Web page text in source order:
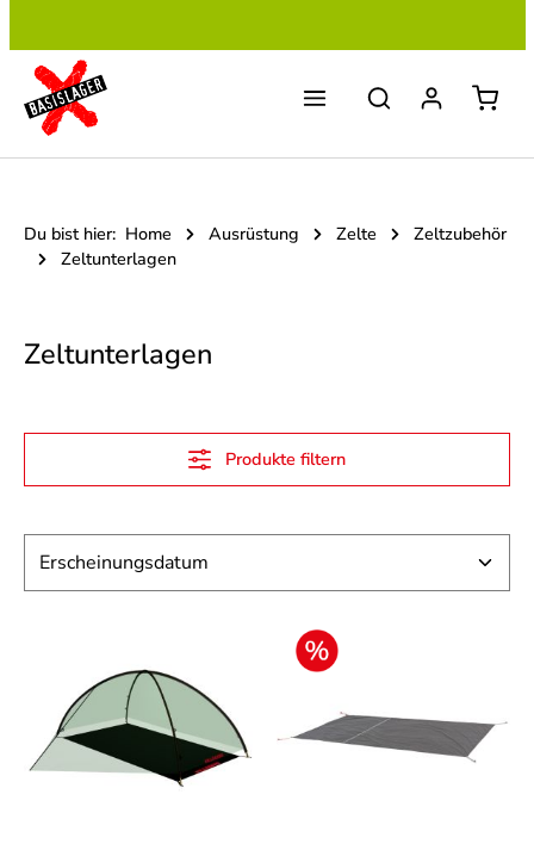
Du bist hier: Home Ausrüstung Zelte
Zeltzubehör
Zeltunterlagen
Zeltunterlagen
Produkte filtern